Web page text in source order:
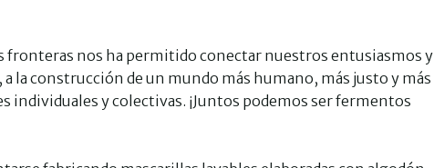
fronteras nos ha permitido conectar nuestros entusiasmos y
la construcción de un mundo más humano, más justo y más
individuales y colectivas. ¡Juntos podemos ser fermentos